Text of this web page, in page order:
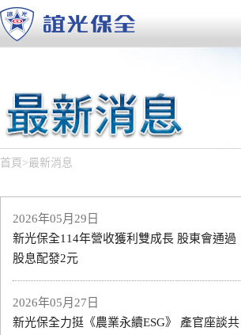
首頁 >最新消息
2026年05月29日
新光保全114年營收獲利雙成長 股東會通過
股息配發2元
2026年05月27日
新光保全力挺《農業永續ESG》 產官座談共